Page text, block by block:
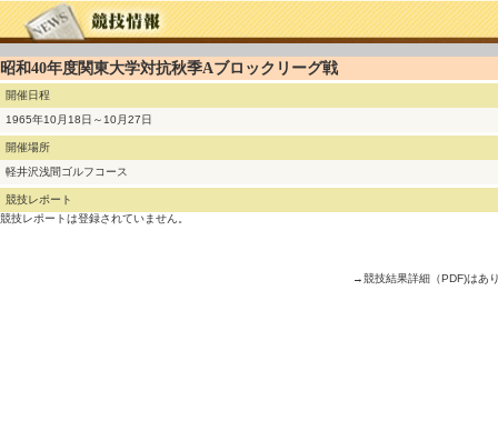
昭和40年度関東大学対抗秋季Aブロックリーグ戦
開催日程
1965年10月18日～10月27日
開催場所
軽井沢浅間ゴルフコース
競技レポート
競技レポートは登録されていません。
→競技結果詳細（PDF)はあ